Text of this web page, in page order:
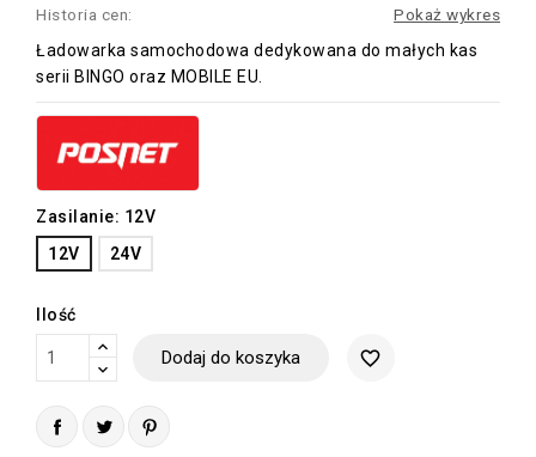
Historia cen:
Pokaż wykres
Ładowarka samochodowa dedykowana do małych kas
serii BINGO oraz MOBILE EU.
Zasilanie: 12V
12V
24V
Ilość
Dodaj do koszyka favorite_border